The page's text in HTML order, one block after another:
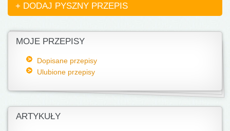
+ DODAJ PYSZNY PRZEPIS
MOJE PRZEPISY
Dopisane przepisy
Ulubione przepisy
ARTYKUŁY